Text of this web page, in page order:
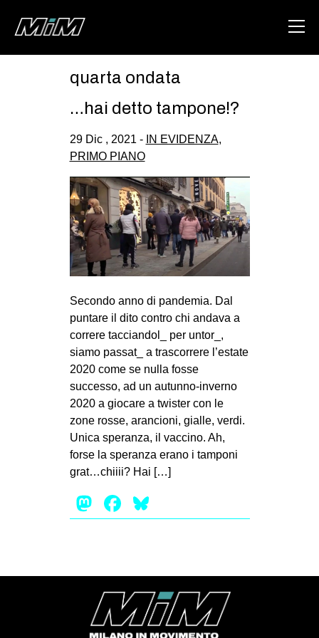
AREA
DEGENERAZIONE
GAZA FREESTYLE
CSOA LAMBRETTA
MSM
STUDENTI TSUNAMI
ZAM
MOBILITAZIONI
SPAZI
SPORT POPOLARE
MOVIMENTI
AMBIENTE
ANTIFASCISMO
DIRITTO ALL’ABITARE
PRECARIATO
REPRESSIONE
STUDENTI
quarta ondata
…hai detto tampone!?
29 Dic , 2021 - IN EVIDENZA,
PRIMO PIANO
Secondo anno di pandemia. Dal
puntare il dito contro chi andava a
correre tacciandol_ per untor_,
siamo passat_ a trascorrere l’estate
2020 come se nulla fosse
successo, ad un autunno-inverno
2020 a giocare a twister con le
zone rosse, arancioni, gialle, verdi.
Unica speranza, il vaccino. Ah,
forse la speranza erano i tamponi
grat…chiiii? Hai […]
Mastodon
Facebook